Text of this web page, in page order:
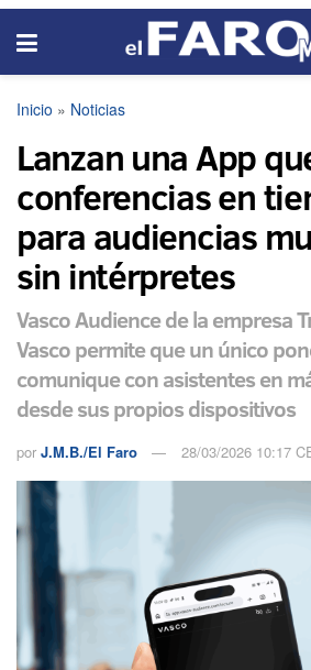
Inicio » Noticias
Lanzan una App
conferencias en
para audiencias
sin intérpretes
Vasco Audience de la empresa
Vasco permite que un único
comunique con asistentes en
desde sus propios dispositivos
por J.M.B./El Faro 28/03/2026 10:17